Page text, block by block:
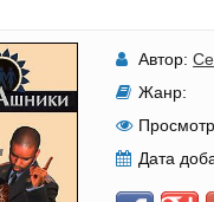
Автор:
Жанр:
Дата